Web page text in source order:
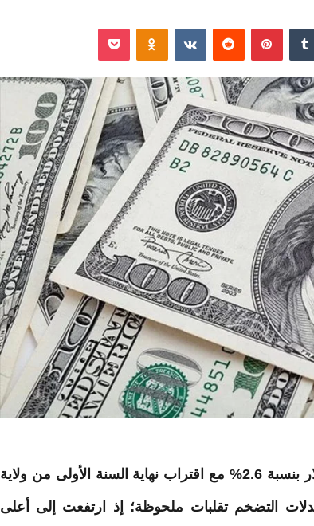
بينتيريست ‏VKontakte
من ولاية
التضخم تقلبات ملحوظة؛ إذ ارتفعت إلى أعلى